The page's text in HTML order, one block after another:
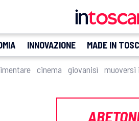
INNOVAZIONE MADE IN
cinema giovanisì muoversi